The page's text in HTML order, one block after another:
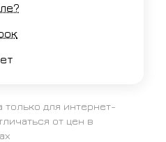
только для интернет-
от цен в